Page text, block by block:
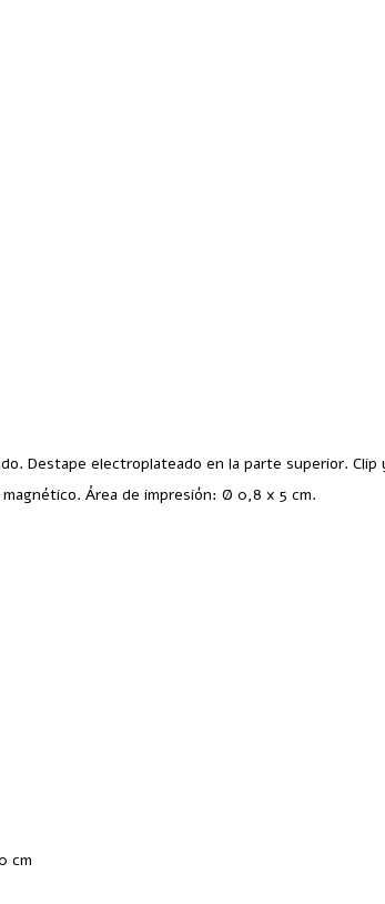
Destape electroplateado en la parte superior.
Área de impresión: Ø 0,8 x 5 cm.
cm